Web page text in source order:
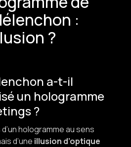
:
?
a-t-il
un hologramme
?
hologramme au sens
d’une illusion d’optique